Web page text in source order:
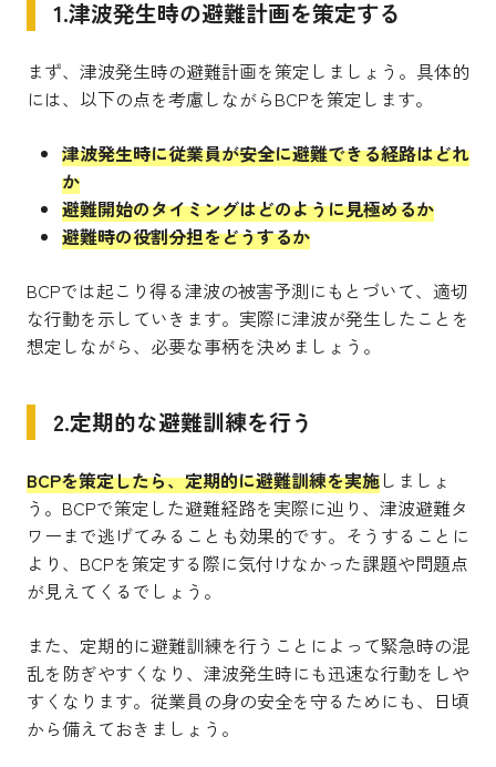
1.津波発生時の避難計画を策定する
まず、津波発生時の避難計画を策定しましょう。具体的
には、以下の点を考慮しながらBCPを策定します。
津波発生時に従業員が安全に避難できる経路はどれ
か
避難開始のタイミングはどのように見極めるか
避難時の役割分担をどうするか
BCPでは起こり得る津波の被害予測にもとづいて、適切
な行動を示していきます。実際に津波が発生したことを
想定しながら、必要な事柄を決めましょう。
2.定期的な避難訓練を行う
BCPを策定したら、定期的に避難訓練を実施しましょ
う。BCPで策定した避難経路を実際に辿り、津波避難タ
ワーまで逃げてみることも効果的です。そうすることに
より、BCPを策定する際に気付けなかった課題や問題点
が見えてくるでしょう。
また、定期的に避難訓練を行うことによって緊急時の混
乱を防ぎやすくなり、津波発生時にも迅速な行動をしや
すくなります。従業員の身の安全を守るためにも、日頃
から備えておきましょう。